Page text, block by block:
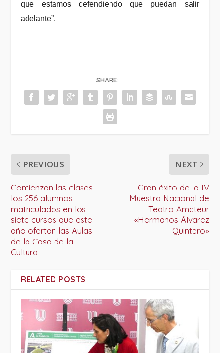
que estamos defendiendo que puedan salir
adelante”.
SHARE:
PREVIOUS
Comienzan las clases
los 256 alumnos
matriculados en los
siete cursos que este
año ofertan las Aulas
de la Casa de la
Cultura
NEXT
Gran éxito de la IV
Muestra Nacional de
Teatro Amateur
«Hermanos Álvarez
Quintero»
RELATED POSTS